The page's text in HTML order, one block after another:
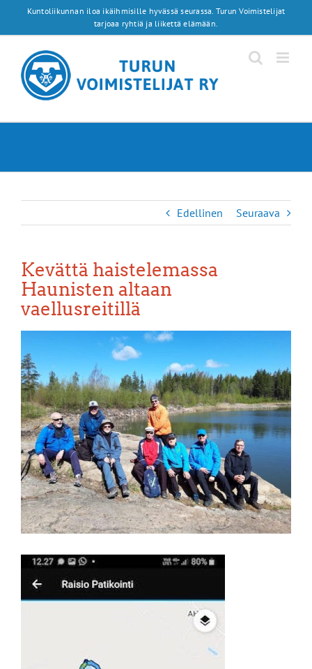
Kuntoliikunnan iloa ikäihmisille hyvässä seurassa. Turun Voimistelijat
tarjoaa ryhtiä ja liikettä elämään.
Edellinen Seuraava
Kevättä haistelemassa
Haunisten altaan
vaellusreitillä
kuvaa
isompana